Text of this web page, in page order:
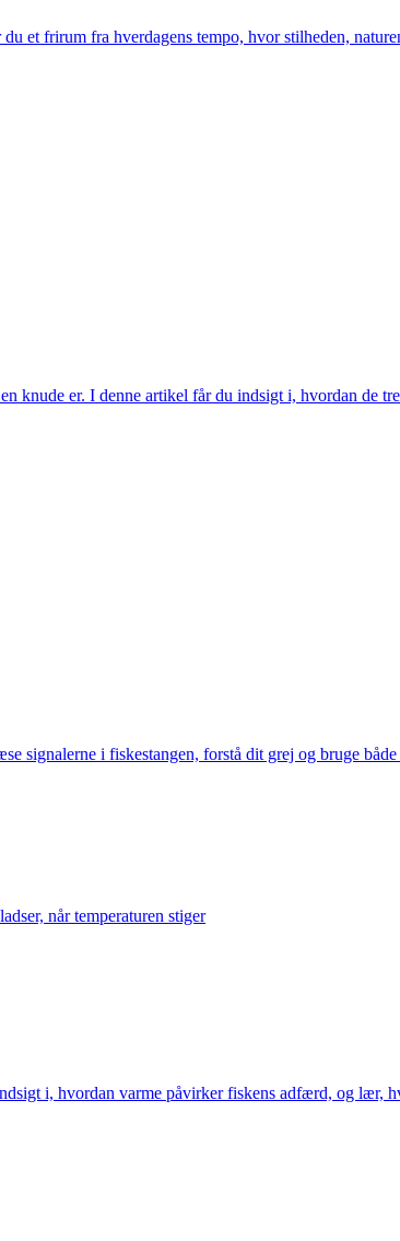
et frirum fra hverdagens tempo, hvor stilheden,
er. I denne artikel får du indsigt i, hvordan de
signalerne i fiskestangen, forstå dit grej og bruge
når temperaturen stiger
i, hvordan varme påvirker fiskens adfærd, og lær,